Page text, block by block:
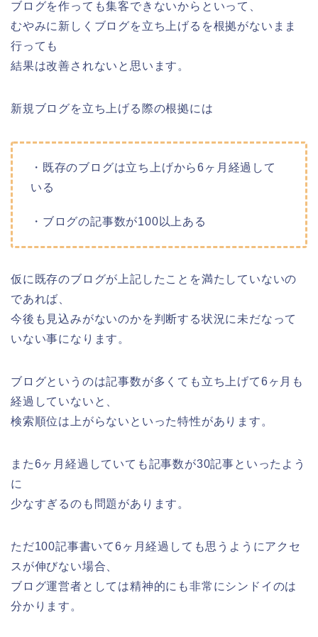
ブログを作っても集客できないからといって、
むやみに新しくブログを立ち上げるを根拠がないまま
行っても
結果は改善されないと思います。
新規ブログを立ち上げる際の根拠には
・既存のブログは立ち上げから6ヶ月経過して
いる
・ブログの記事数が100以上ある
仮に既存のブログが上記したことを満たしていないの
であれば、
今後も見込みがないのかを判断する状況に未だなって
いない事になります。
ブログというのは記事数が多くても立ち上げて6ヶ月も
経過していないと、
検索順位は上がらないといった特性があります。
また6ヶ月経過していても記事数が30記事といったよう
に
少なすぎるのも問題があります。
ただ100記事書いて6ヶ月経過しても思うようにアクセ
スが伸びない場合、
ブログ運営者としては精神的にも非常にシンドイのは
分かります。